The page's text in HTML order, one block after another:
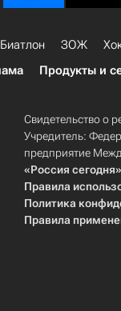
Биатлон ЗОЖ
Продукты и
Свидетельство о
Учредитель:
предприятие
«Россия сегодня»
Правила
Политика
Правила